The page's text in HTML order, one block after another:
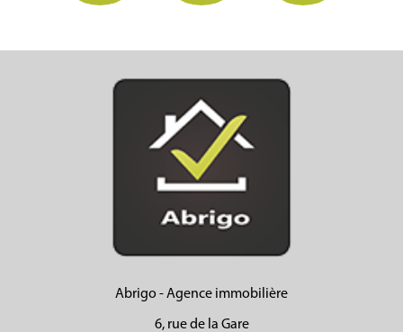
Abrigo - Agence immobilière
6, rue de la Gare